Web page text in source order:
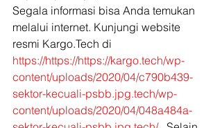
Segala informasi bisa Anda temukan
melalui internet. Kunjungi website
resmi Kargo.Tech di
https://https://https://kargo.tech/wp-
content/uploads/2020/04/c790b439-
sektor-kecuali-psbb.jpg.tech/wp-
content/uploads/2020/04/048a484a-